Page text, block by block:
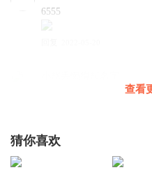
6555
红尘七匕八
请给白衣天使点个赞。
查看
猜你喜欢